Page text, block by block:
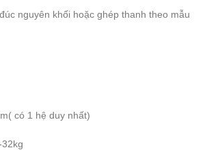
nguyên khối hoặc ghép thanh theo mẫu
có 1 hệ duy nhất)